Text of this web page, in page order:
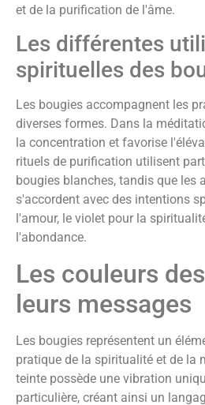
et de la purification de l'âme.
Les différentes
spirituelles des
Les bougies accompagnent les
diverses formes. Dans la
la concentration et favorise
rituels de purification utilisent
bougies blanches, tandis que les
s'accordent avec des intentions
l'amour, le violet pour la
l'abondance.
Les couleurs
leurs messages
Les bougies représentent un
pratique de la spiritualité et de la
teinte possède une vibration
particulière, créant ainsi un